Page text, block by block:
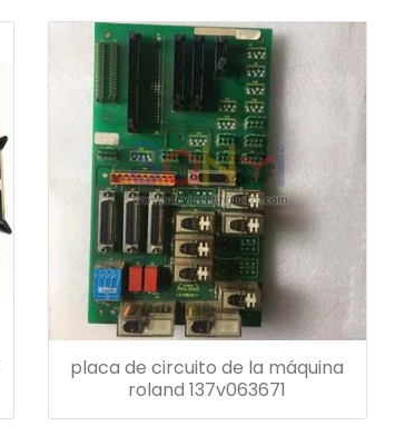
placa de circuito de la máquina
roland 137v063671